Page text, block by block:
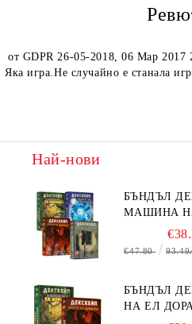
от GDPR 26-05-2018,06 Мар 2017
Яка игра.Не случайно е станала
Най-нови
БЪНДЪЛ
МАШИНА
БЯГСТВО
ТАЙНИТЕ
€47.80
БЪНДЪЛ
НА ЕЛ